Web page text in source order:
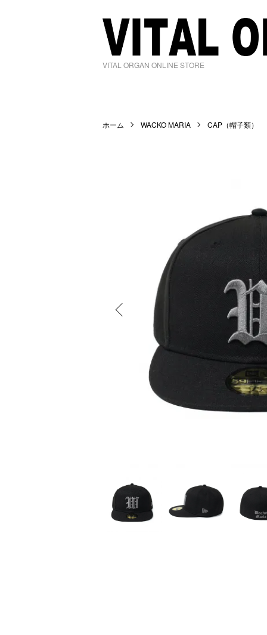
VITAL ORGAN ONLINE STORE
ホーム WACKO MARIA CAP（帽子類）